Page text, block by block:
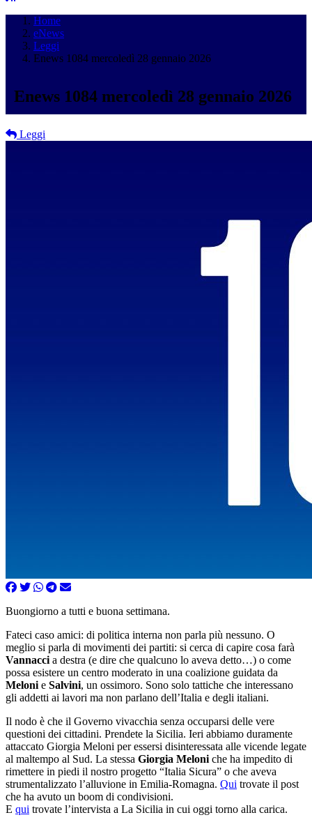
Home
eNews
Leggi
Enews 1084 mercoledì 28 gennaio 2026
Enews 1084 mercoledì 28 gennaio 2026
Leggi
Buongiorno a tutti e buona settimana.
Fateci caso amici: di politica interna non parla più nessuno. O
meglio si parla di movimenti dei partiti: si cerca di capire cosa farà
Vannacci a destra (e dire che qualcuno lo aveva detto…) o come
possa esistere un centro moderato in una coalizione guidata da
Meloni e Salvini, un ossimoro. Sono solo tattiche che interessano
gli addetti ai lavori ma non parlano dell’Italia e degli italiani.
Il nodo è che il Governo vivacchia senza occuparsi delle vere
questioni dei cittadini. Prendete la Sicilia. Ieri abbiamo duramente
attaccato Giorgia Meloni per essersi disinteressata alle vicende legate
al maltempo al Sud. La stessa Giorgia Meloni che ha impedito di
rimettere in piedi il nostro progetto “Italia Sicura” o che aveva
strumentalizzato l’alluvione in Emilia-Romagna. Qui trovate il post
che ha avuto un boom di condivisioni.
E qui trovate l’intervista a La Sicilia in cui oggi torno alla carica.